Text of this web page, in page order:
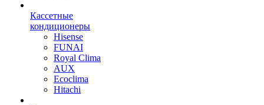
Кассетные
кондиционеры
Hisense
FUNAI
Royal Clima
AUX
Ecoclima
Hitachi